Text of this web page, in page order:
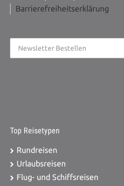
Brunsbüttel, ZOB 20,00 €
Zustieg / Haltestelle PLZ: 25709
Barrierefreiheitserklärung
Top Reisetypen
Rundreisen
Urlaubsreisen
Flug- und Schiffsreisen